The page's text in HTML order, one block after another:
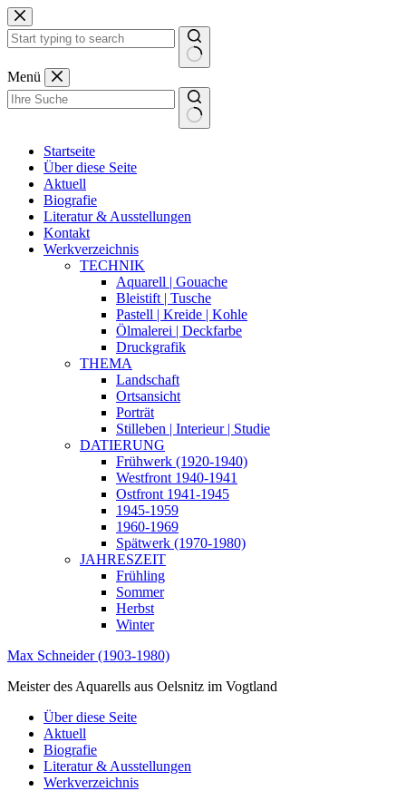
Zum
Inhalt
springen
Keine
Ergebnisse
Menü
Startseite
Über diese Seite
Aktuell
Biografie
Literatur & Ausstellungen
Kontakt
Werkverzeichnis
TECHNIK
Aquarell | Gouache
Bleistift | Tusche
Pastell | Kreide | Kohle
Ölmalerei | Deckfarbe
Druckgrafik
THEMA
Landschaft
Ortsansicht
Porträt
Stilleben | Interieur | Studie
DATIERUNG
Frühwerk (1920-1940)
Westfront 1940-1941
Ostfront 1941-1945
1945-1959
1960-1969
Spätwerk (1970-1980)
JAHRESZEIT
Frühling
Sommer
Herbst
Winter
Max Schneider (1903-1980)
Meister des Aquarells aus Oelsnitz im Vogtland
Über diese Seite
Aktuell
Biografie
Literatur & Ausstellungen
Werkverzeichnis